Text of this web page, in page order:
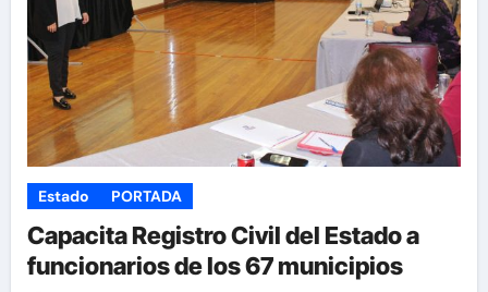
Estado PORTADA
Capacita Registro Civil del Estado a
funcionarios de los 67 municipios